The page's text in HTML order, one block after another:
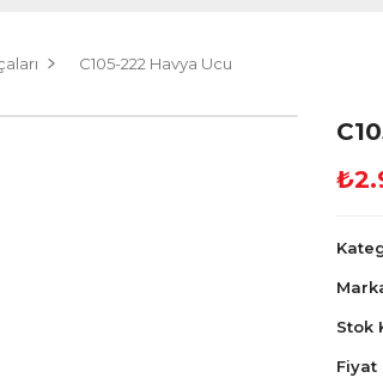
C105-222 Havya Ucu
Stok
Fiyat